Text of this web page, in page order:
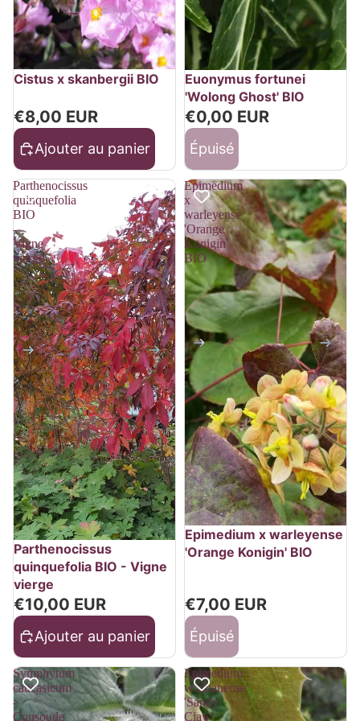
Cistus x skanbergii BIO
€8,00 EUR
Ajouter au panier
Épuisé
Euonymus fortunei
'Wolong Ghost' BIO
€0,00 EUR
Épuisé
Parthenocissus
quinquefolia
BIO
-
Vigne
vierge
Parthenocissus
quinquefolia BIO - Vigne
vierge
€10,00 EUR
Ajouter au panier
Epimedium
x
warleyense
'Orange
Konigin'
BIO
Épuisé
Epimedium x warleyense
'Orange Konigin' BIO
€7,00 EUR
Épuisé
Symphytum
caucasicum
-
Consoude
Epimedium
wushanense
'Sandy
Claw'